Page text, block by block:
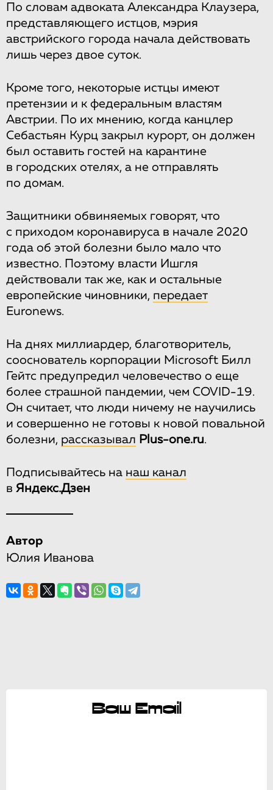
По словам адвоката Александра Клаузера,
представляющего истцов, мэрия
австрийского города начала действовать
лишь через двое суток.
Кроме того, некоторые истцы имеют
претензии и к федеральным властям
Австрии. По их мнению, когда канцлер
Себастьян Курц закрыл курорт, он должен
был оставить гостей на карантине
в городских отелях, а не отправлять
по домам.
Защитники обвиняемых говорят, что
с приходом коронавируса в начале 2020
года об этой болезни было мало что
известно. Поэтому власти Ишгля
действовали так же, как и остальные
европейские чиновники, передает
Euronews.
На днях миллиардер, благотворитель,
сооснователь корпорации Microsoft Билл
Гейтс предупредил человечество о еще
более страшной пандемии, чем COVID-19.
Он считает, что люди ничему не научились
и совершенно не готовы к новой повальной
болезни, рассказывал Plus-one.ru.
Подписывайтесь на наш канал
в Яндекс.Дзен
Автор
Юлия Иванова
Ваш Email